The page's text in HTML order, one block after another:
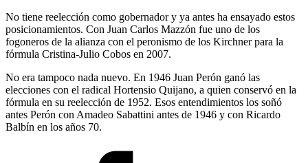
No tiene reelección como gobernador y ya antes ha ensayado estos
posicionamientos. Con Juan Carlos Mazzón fue uno de los
fogoneros de la alianza con el peronismo de los Kirchner para la
fórmula Cristina-Julio Cobos en 2007.
No era tampoco nada nuevo. En 1946 Juan Perón ganó las
elecciones con el radical Hortensio Quijano, a quien conservó en la
fórmula en su reelección de 1952. Esos entendimientos los soñó
antes Perón con Amadeo Sabattini antes de 1946 y con Ricardo
Balbín en los años 70.